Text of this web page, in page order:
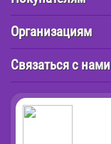
Организациям
Связаться с нами